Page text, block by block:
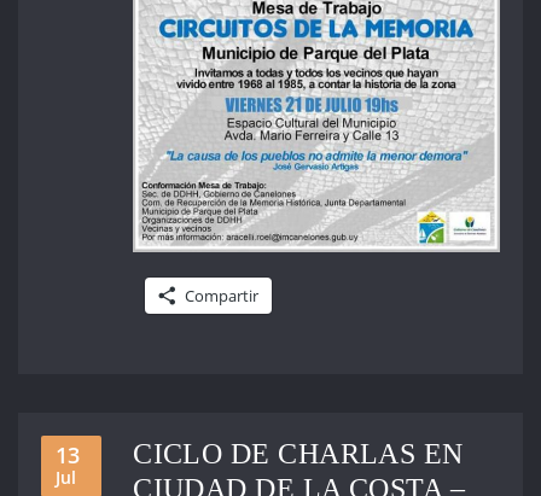
Compartir
13
Jul
CICLO DE CHARLAS EN
CIUDAD DE LA COSTA –